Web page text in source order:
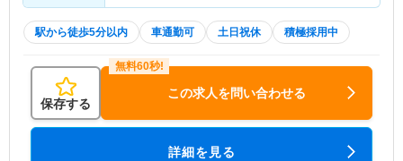
駅から徒歩5分以内 車通勤可 土日祝休 積極採用中
保存する
この求人を問い合わせる
詳細を見る